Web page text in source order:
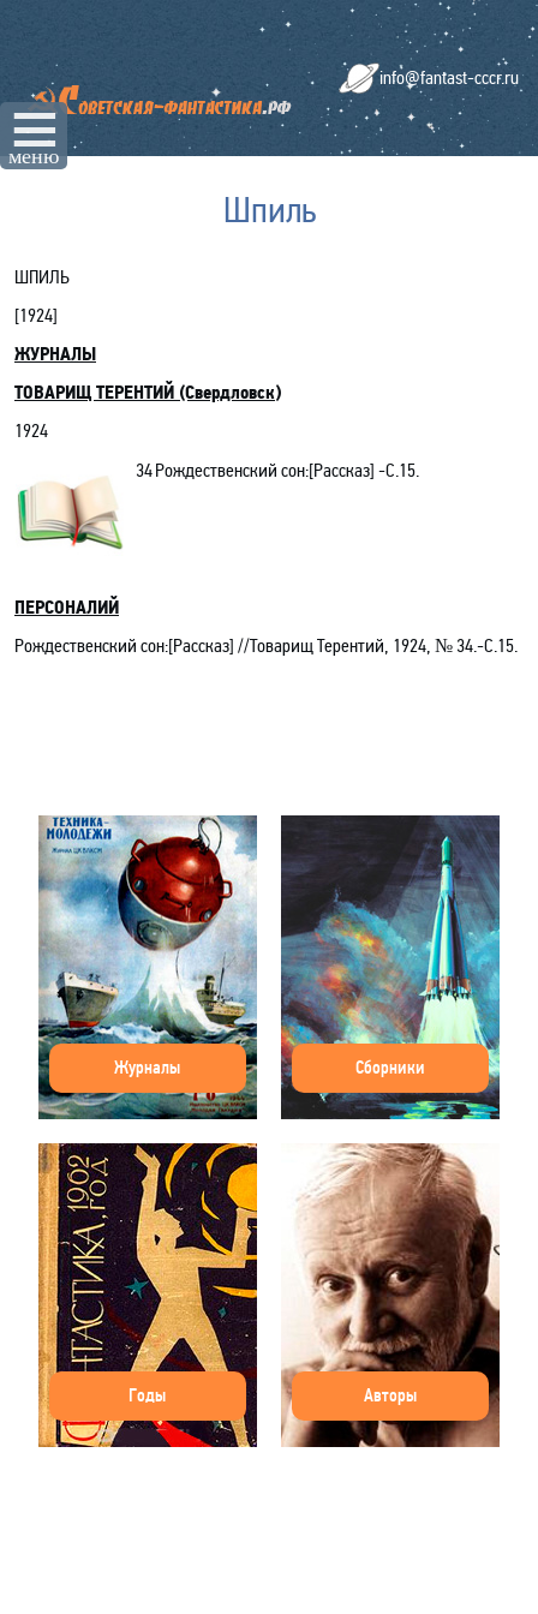
☰
меню
info@fantast-cccr.ru
Шпиль
ШПИЛЬ
[1924]
ЖУРНАЛЫ
ТОВАРИЩ ТЕРЕНТИЙ (Свердловск)
1924
34Рождественский сон:[Рассказ] -C.15.
ПЕРСОНАЛИЙ
Рождественский сон:[Рассказ] //Товарищ Терентий, 1924, № 34.-C.15.
Журналы Сборники
Годы Авторы